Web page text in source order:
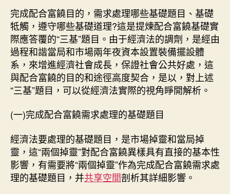
完成配合富饒目的，需求處理哪些基礎題目、基礎
牴觸，遵守哪些基礎道理?這是提煉配合富饒基礎實
際應答覆的“三基”題目。由于經濟法的調劑，是經由
過程和諧當局和市場兩年夜資本設置裝備擺設體
系，來增進經濟社會成長，保證社會公共好處，這
與配合富饒的目的和途徑高度契合，是以，對上述
“三基”題目，可以從經濟法實際的視角睜開解析。
(一)完成配合富饒需求處理的基礎題目
經濟法要處理的基礎題目，是市場掉靈和當局掉
靈，這“兩個掉靈”對配合富饒異樣具有直接的基本性
影響，有需要將“兩個掉靈”作為完成配合富饒需求處
理的基礎題目，并共享空間剖析其詳細影響。